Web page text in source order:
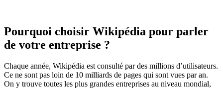
Pourquoi choisir Wikipédia pour parler
de votre entreprise ?
Chaque année, Wikipédia est consulté par des millions d’utilisateurs.
Ce ne sont pas loin de 10 milliards de pages qui sont vues par an.
On y trouve toutes les plus grandes entreprises au niveau mondial,